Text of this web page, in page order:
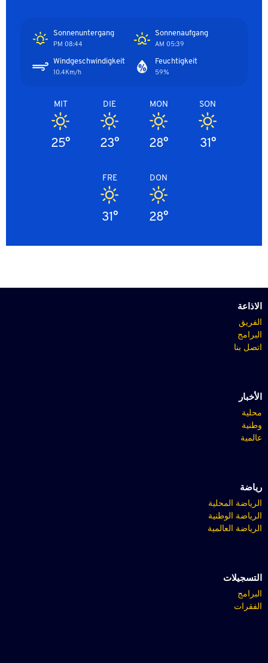
Sonnenaufgang
05:39 AM
Sonnenuntergang
08:44 PM
Feuchtigkeit
59%
Windgeschwindigkeit
10.4Km/h
SON
31°
MON
28°
DIE
23°
MIT
25°
DON
28°
FRE
31°
الاذاعة
الفريق
البرامج
اتصل بنا
الأخبار
محلية
وطنية
عالمية
رياضة
الرياضة المحلية
الرياضة الوطنية
الرياضة العالمية
التسجيلات
البرامج
الفقرات